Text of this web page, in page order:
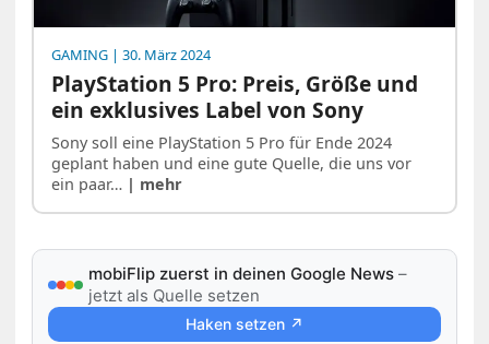
GAMING | 30. März 2024
PlayStation 5 Pro: Preis, Größe und
ein exklusives Label von Sony
Sony soll eine PlayStation 5 Pro für Ende 2024
geplant haben und eine gute Quelle, die uns vor
ein paar… | mehr
mobiFlip zuerst in deinen Google News –
jetzt als Quelle setzen
Haken setzen ↗